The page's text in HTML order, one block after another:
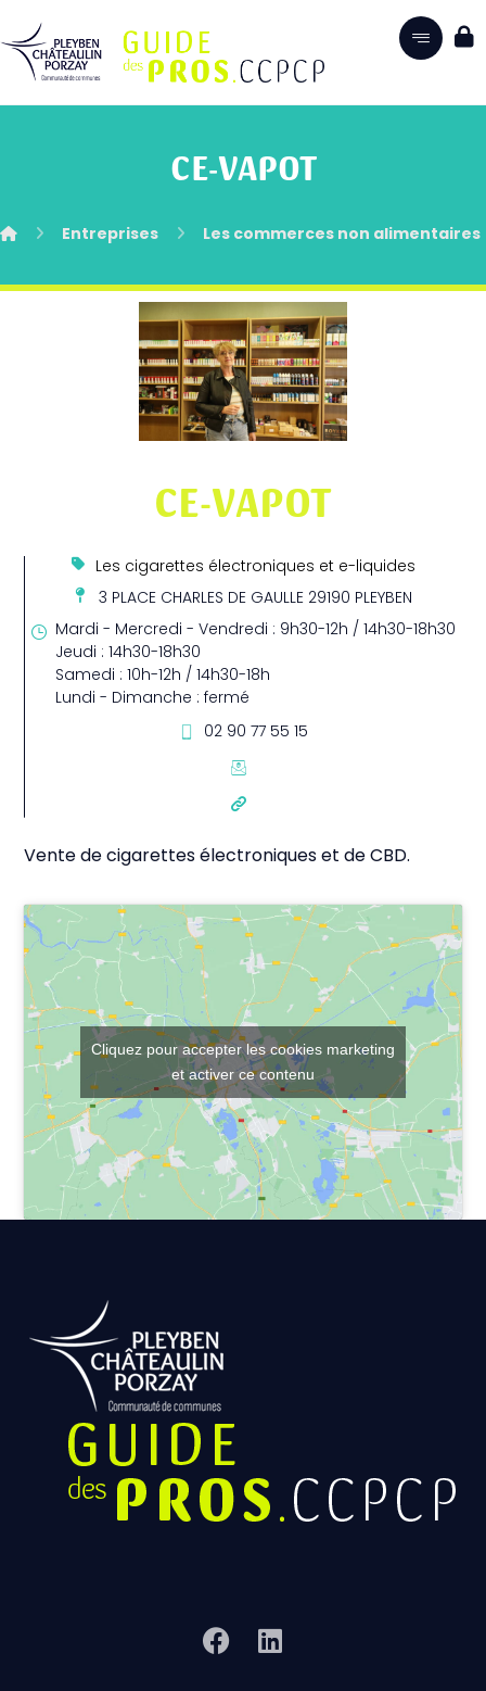
CE-VAPOT
Entreprises Les commerces non alimentaires
CE-VAPOT
Les cigarettes électroniques et e-liquides
3 PLACE CHARLES DE GAULLE 29190 PLEYBEN
Mardi - Mercredi - Vendredi : 9h30-12h / 14h30-18h30
Jeudi : 14h30-18h30
Samedi : 10h-12h / 14h30-18h
Lundi - Dimanche : fermé
02 90 77 55 15
Vente de cigarettes électroniques et de CBD.
Cliquez pour accepter les cookies marketing
et activer ce contenu